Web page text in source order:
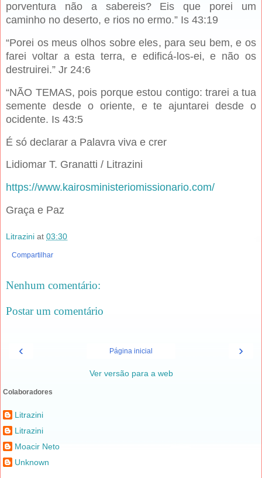
porventura não a sabereis? Eis que porei um
caminho no deserto, e rios no ermo.” Is 43:19
“Porei os meus olhos sobre eles, para seu bem, e os
farei voltar a esta terra, e edificá-los-ei, e não os
destruirei.” Jr 24:6
“NÃO TEMAS, pois porque estou contigo: trarei a tua
semente desde o oriente, e te ajuntarei desde o
ocidente. Is 43:5
É só declarar a Palavra viva e crer
Lidiomar T. Granatti / Litrazini
https://www.kairosministeriomissionario.com/
Graça e Paz
Litrazini at 03:30
Compartilhar
Nenhum comentário:
Postar um comentário
‹ ›
Página inicial
Ver versão para a web
Colaboradores
Litrazini
Litrazini
Moacir Neto
Unknown